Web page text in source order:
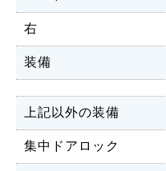
右
装備
上記以外の装備
集中ドアロック